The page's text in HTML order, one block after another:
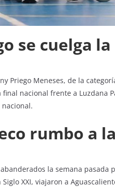
se cuelga
Priego Meneses, de la
nacional frente a Luzdana
nacional.
rumbo a
la semana pasada
XXI, viajaron a